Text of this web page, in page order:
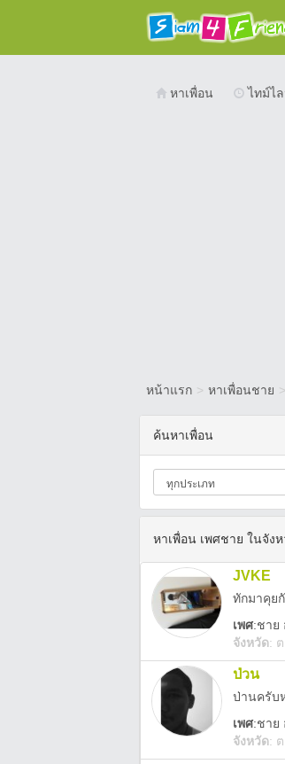
หาเพื่อน ไทม์ไ
หน้าแรก > หาเพื่อนชาย >
ค้นหาเพื่อน
หาเพื่อน เพศชาย ในจัง
JVKE
ทักมาคุย
เพศ:ชาย
จังหวัด:
ป่วน
ป่านครับ
เพศ:ชาย
จังหวัด: